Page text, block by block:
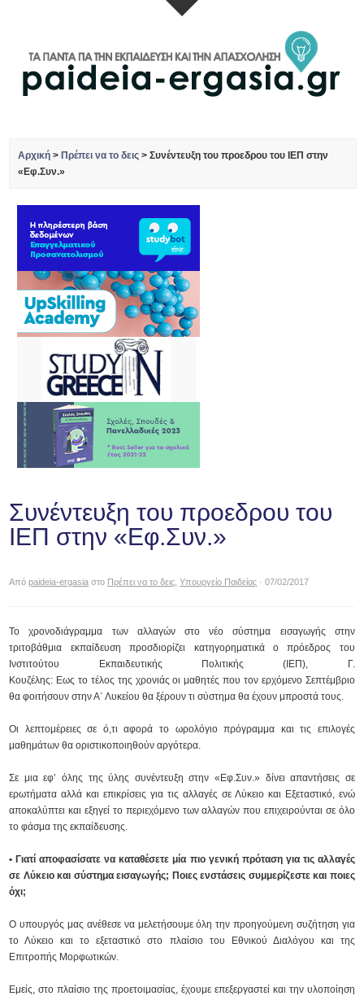
Αρχική > Πρέπει να το δεις >Συνέντευξη του προεδρου του ΙΕΠ στην
«Εφ.Συν.»
Συνέντευξη του προεδρου του
ΙΕΠ στην «Εφ.Συν.»
Απόpaideia-ergasia στο Πρέπει να το δεις ,Υπουργείο Παιδείας · 07/02/2017
Το χρονοδιάγραμμα των αλλαγών στο νέο σύστημα εισαγωγής στην
τριτοβάθμια εκπαίδευση προσδιορίζει κατηγορηματικά ο πρόεδρος του
Ινστιτούτου Εκπαιδευτικής Πολιτικής (ΙΕΠ), Γ.
Κουζέλης: Εως το τέλος της χρονιάς οι μαθητές που τον ερχόμενο Σεπτέμβριο
θα φοιτήσουν στην Α΄ Λυκείου θα ξέρουν τι σύστημα θα έχουν μπροστά τους.
Οι λεπτομέρειες σε ό,τι αφορά το ωρολόγιο πρόγραμμα και τις επιλογές
μαθημάτων θα οριστικοποιηθούν αργότερα.
Σε μια εφ’ όλης της ύλης συνέντευξη στην «Εφ.Συν.» δίνει απαντήσεις σε
ερωτήματα αλλά και επικρίσεις για τις αλλαγές σε Λύκειο και Εξεταστικό, ενώ
αποκαλύπτει και εξηγεί το περιεχόμενο των αλλαγών που επιχειρούνται σε όλο
το φάσμα της εκπαίδευσης.
• Γιατί αποφασίσατε να καταθέσετε μία πιο γενική πρόταση για τις αλλαγές
σε Λύκειο και σύστημα εισαγωγής; Ποιες ενστάσεις συμμερίζεστε και ποιες
όχι;
Ο υπουργός μας ανέθεσε να μελετήσουμε όλη την προηγούμενη συζήτηση για
το Λύκειο και το εξεταστικό στο πλαίσιο του Εθνικού Διαλόγου και της
Επιτροπής Μορφωτικών.
Εμείς, στο πλαίσιο της προετοιμασίας, έχουμε επεξεργαστεί και την υλοποίηση